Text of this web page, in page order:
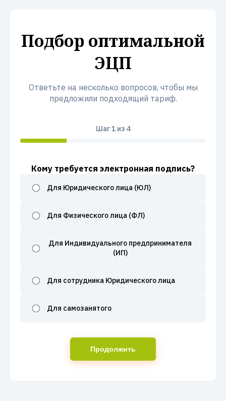
Подбор оптимальной
ЭЦП
Ответьте на несколько вопросов, чтобы мы
предложили подходящий тариф.
Шаг1из 4
Кому требуется электронная подпись?
Для Юридического лица (ЮЛ)
Для Физического лица (ФЛ)
Для Индивидуального предпринимателя
(ИП)
Для сотрудника Юридического лица
Для самозанятого
Продолжить